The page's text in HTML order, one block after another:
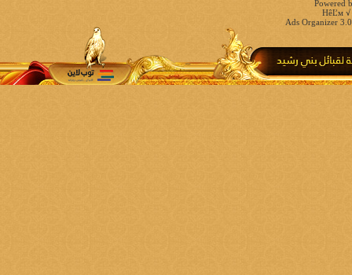
Powered
HêĽм √
Ads Organizer